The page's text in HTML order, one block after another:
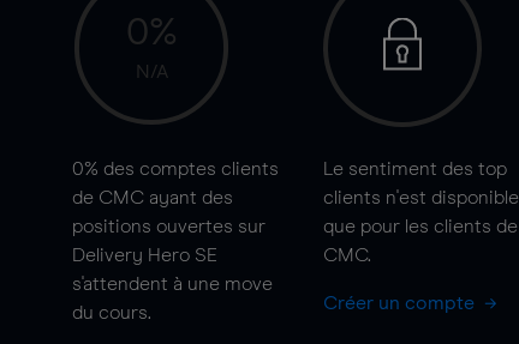
0%
N/A
0% des comptes clients
de CMC ayant des
positions ouvertes sur
Delivery Hero SE
s'attendent à une move
du cours.
Le sentiment des top
clients n'est disponible
que pour les clients de
CMC.
Créer un compte